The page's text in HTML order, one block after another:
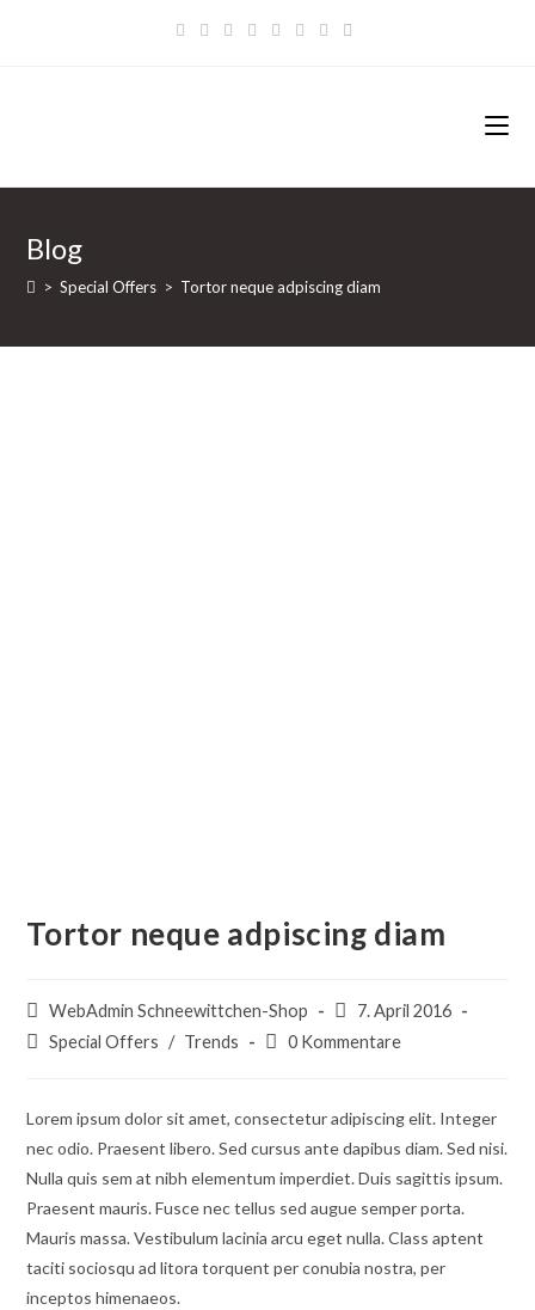
Blog
> Special Offers > Tortor neque adpiscing diam
Tortor neque adpiscing diam
Beitrags-
Autor:
WebAdmin Schneewittchen-Shop
Beitrag
veröffentlicht:
7. April 2016
Beitrags-
Special Offers / Trends
Beitrags-
0 Kommentare
Lorem ipsum dolor sit amet, consectetur adipiscing elit. Integer
nec odio. Praesent libero. Sed cursus ante dapibus diam. Sed nisi.
Nulla quis sem at nibh elementum imperdiet. Duis sagittis ipsum.
Praesent mauris. Fusce nec tellus sed augue semper porta.
Mauris massa. Vestibulum lacinia arcu eget nulla. Class aptent
taciti sociosqu ad litora torquent per conubia nostra, per
inceptos himenaeos.